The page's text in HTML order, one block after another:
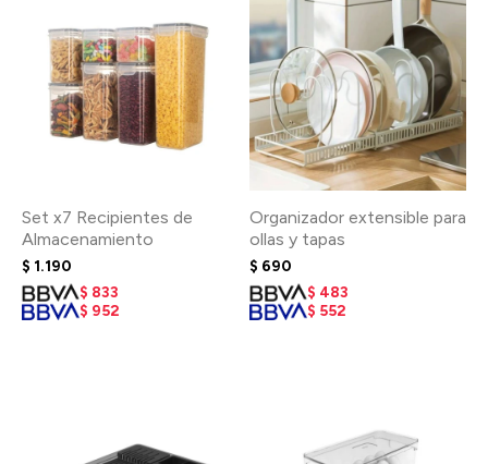
Set x7 Recipientes de
Almacenamiento
$ 1.190
$ 833
$ 952
Organizador extensible para
ollas y tapas
$ 690
$ 483
$ 552